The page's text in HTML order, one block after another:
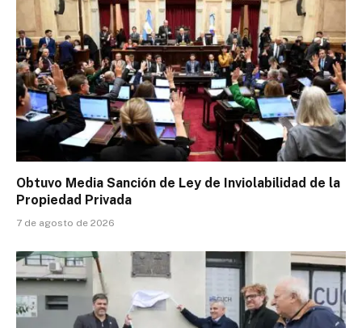
Obtuvo Media Sanción de Ley de Inviolabilidad de la
Propiedad Privada
7 de agosto de 2026